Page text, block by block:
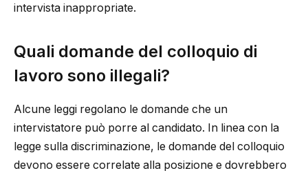
intervista inappropriate.
Quali domande del colloquio di
lavoro sono illegali?
Alcune leggi regolano le domande che un
intervistatore può porre al candidato. In linea con la
legge sulla discriminazione, le domande del colloquio
devono essere correlate alla posizione e dovrebbero